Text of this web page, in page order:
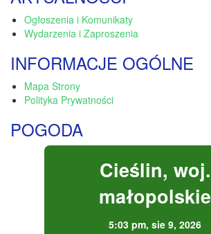
Ogłoszenia i Komunikaty
Wydarzenia i Zaproszenia
INFORMACJE OGÓLNE
Mapa Strony
Polityka Prywatności
POGODA
Cieślin, woj.
małopolskie
5:03 pm, sie 9, 2026